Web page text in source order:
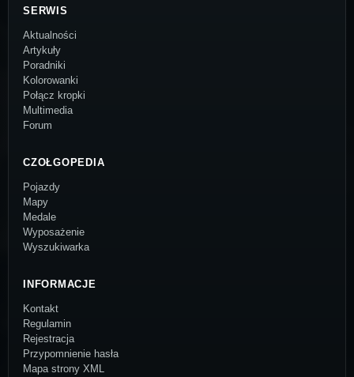
SERWIS
Aktualności
Artykuły
Poradniki
Kolorowanki
Połącz kropki
Multimedia
Forum
CZOŁGOPEDIA
Pojazdy
Mapy
Medale
Wyposażenie
Wyszukiwarka
INFORMACJE
Kontakt
Regulamin
Rejestracja
Przypomnienie hasła
Mapa strony XML